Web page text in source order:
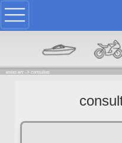
estas en: -> consultas